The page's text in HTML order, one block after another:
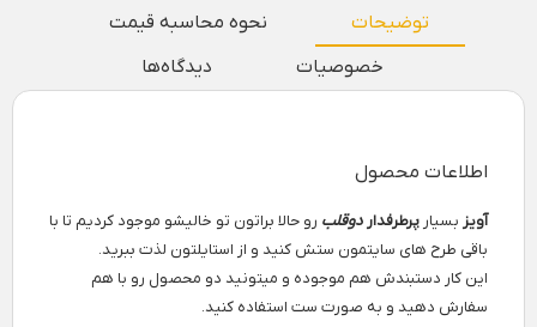
توضیحات
نحوه محاسبه قیمت
خصوصیات
دیدگاه‌ها
اطلاعات محصول
آویز بسیار پرطرفدار دوقلب رو حالا براتون تو خالیشو موجود کردیم تا با
باقی طرح های سایتمون ستش کنید و از استایلتون لذت ببرید.
این کار دستبندش هم موجوده و میتونید دو محصول رو با هم
سفارش دهید و به صورت ست استفاده کنید.